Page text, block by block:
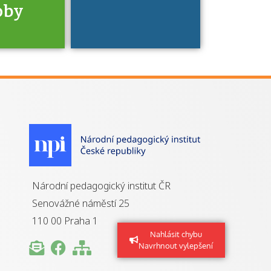
Nahlásit chybu
Navrhnout vylepšení
získání
Národní pedagogický institut ČR
Senovážné náměstí 25
110 00 Praha 1